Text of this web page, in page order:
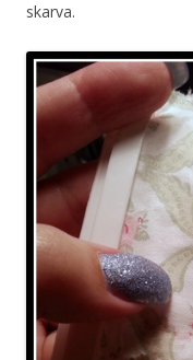
skarva.